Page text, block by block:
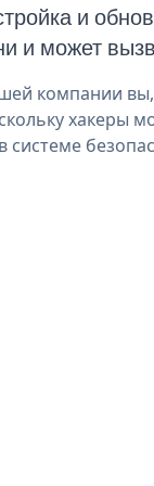
и
и может
компании
хакеры
системе